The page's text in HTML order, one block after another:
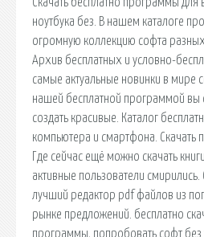
ноутбука без. В нашем каталоге
огромную коллекцию софта
Архив бесплатных и условно-
самые актуальные новинки в мире
нашей бесплатной программой вы
создать красивые. Каталог
компьютера и смартфона. Скачать
Где сейчас ещё можно скачать
активные пользователи
лучший редактор pdf файлов из
рынке предложений. бесплатно
программы, попробовать софт без